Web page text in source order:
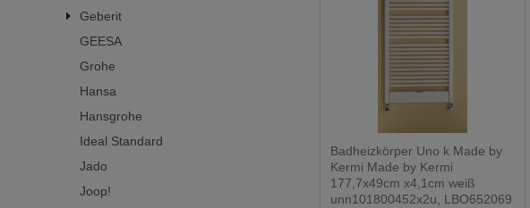
Geberit
GEESA
Grohe
Hansa
Hansgrohe
Ideal Standard
Jado
Joop!
Badheizkörper Uno k Made by
Kermi Made by Kermi
177,7x49cm x4,1cm weiß
unn101800452x2u, LBO652069